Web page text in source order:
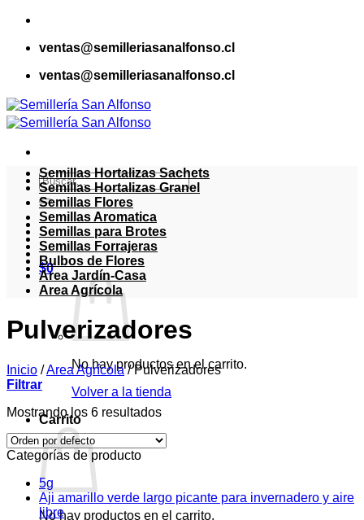
Saltar
contenidoventas@semilleriasanalfonso.cl
ventas@semilleriasanalfonso.cl
Buscar
por:
$0
No hay productos en el carrito.
Volver a la tienda
Carrito
No hay productos en el carrito.
Semillas Hortalizas Sachets
Semillas Hortalizas Granel
Semillas Flores
Semillas Aromatica
Semillas para Brotes
Semillas Forrajeras
Bulbos de Flores
Area Jardín-Casa
Area Agrícola
Pulverizadores
Inicio /Area Agrícola /Pulverizadores
Filtrar
Mostrando los 6 resultados
Categorías de producto
5g
Aji amarillo verde largo picante para invernadero y aire
libre